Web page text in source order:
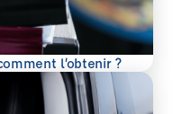
l’obtenir ?